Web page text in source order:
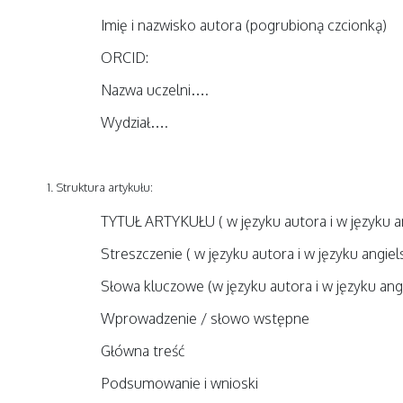
Imię i nazwisko autora (pogrubioną czcionką)
ORCID:
Nazwa uczelni….
Wydział….
Struktura artykułu:
TYTUŁ ARTYKUŁU ( w języku autora i w języku
Streszczenie ( w języku autora i w języku
Słowa kluczowe (w języku autora i w języku
Wprowadzenie / słowo wstępne
Główna treść
Podsumowanie i wnioski